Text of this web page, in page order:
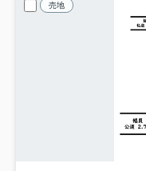
売地